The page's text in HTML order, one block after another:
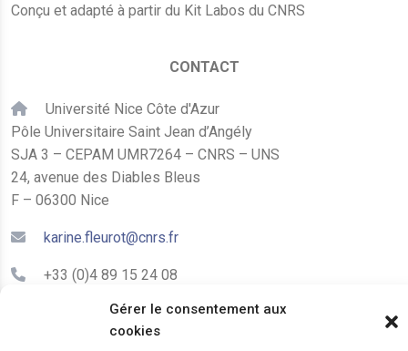
Gérer le consentement aux
cookies
Conçu et adapté à partir du Kit Labos du CNRS
CONTACT
Université Nice Côte d'Azur
Pôle Universitaire Saint Jean d’Angély
SJA 3 – CEPAM UMR7264 – CNRS – UNS
24, avenue des Diables Bleus
F – 06300 Nice
karine.fleurot@cnrs.fr
+33 (0)4 89 15 24 08
LE CEPAM EST HÉBERGÉ PAR